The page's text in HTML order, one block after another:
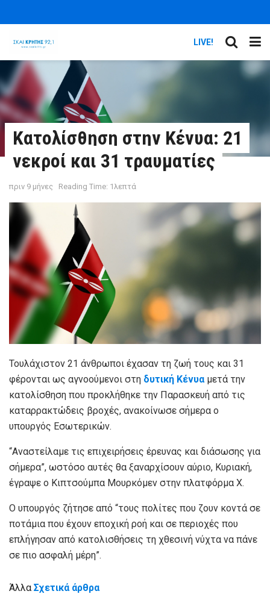
LIVE!
Κατολίσθηση στην Κένυα: 21
νεκροί και 31 τραυματίες
πριν 9 μήνες Reading Time: 1λεπτά
Τουλάχιστον 21 άνθρωποι έχασαν τη ζωή τους και 31
φέρονται ως αγνοούμενοι στη δυτική Κένυαμετά την
κατολίσθηση που προκλήθηκε την Παρασκευή από τις
καταρρακτώδεις βροχές, ανακοίνωσε σήμερα ο
υπουργός Εσωτερικών.
“Αναστείλαμε τις επιχειρήσεις έρευνας και διάσωσης για
σήμερα”, ωστόσο αυτές θα ξαναρχίσουν αύριο, Κυριακή,
έγραψε ο Κιπτσούμπα Μουρκόμεν στην πλατφόρμα X.
Ο υπουργός ζήτησε από “τους πολίτες που ζουν κοντά σε
ποτάμια που έχουν εποχική ροή και σε περιοχές που
επλήγησαν από κατολισθήσεις τη χθεσινή νύχτα να πάνε
σε πιο ασφαλή μέρη”.
Άλλα Σχετικά άρθρα